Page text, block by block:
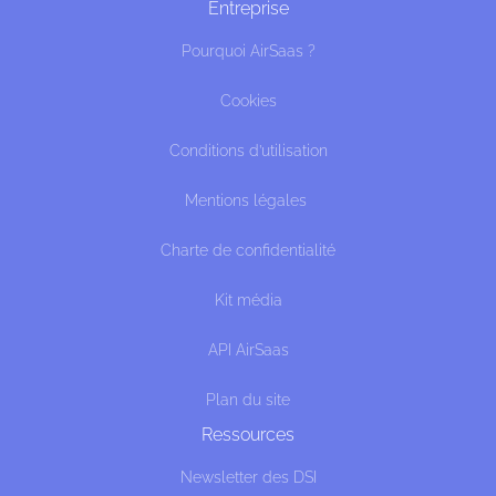
Entreprise
Pourquoi AirSaas ?
Cookies
Conditions d’utilisation
Mentions légales
Charte de confidentialité
Kit média
API AirSaas
Plan du site
Ressources
Newsletter des DSI